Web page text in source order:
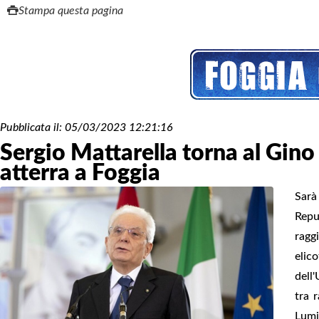
Stampa questa pagina
Pubblicata il: 05/03/2023 12:21:16
Sergio Mattarella torna al
atterra a Foggia
tra